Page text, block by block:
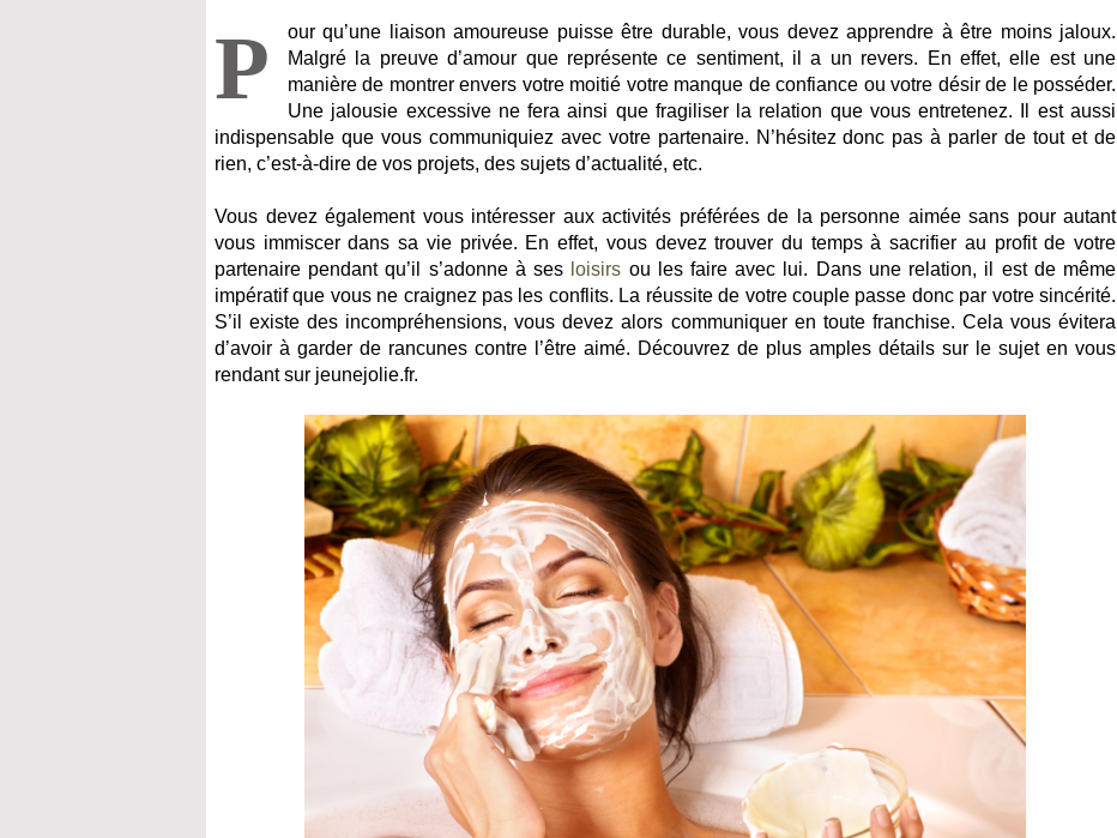
P
our qu’une liaison amoureuse puisse être durable, vous devez apprendre à être moins jaloux.
Malgré la preuve d’amour que représente ce sentiment, il a un revers. En effet, elle est une
manière de montrer envers votre moitié votre manque de confiance ou votre désir de le posséder.
Une jalousie excessive ne fera ainsi que fragiliser la relation que vous entretenez. Il est aussi
indispensable que vous communiquiez avec votre partenaire. N’hésitez donc pas à parler de tout et de
rien, c’est-à-dire de vos projets, des sujets d’actualité, etc.
Vous devez également vous intéresser aux activités préférées de la personne aimée sans pour autant
vous immiscer dans sa vie privée. En effet, vous devez trouver du temps à sacrifier au profit de votre
partenaire pendant qu’il s’adonne à ses loisirs ou les faire avec lui. Dans une relation, il est de même
impératif que vous ne craignez pas les conflits. La réussite de votre couple passe donc par votre sincérité.
S’il existe des incompréhensions, vous devez alors communiquer en toute franchise. Cela vous évitera
d’avoir à garder de rancunes contre l’être aimé. Découvrez de plus amples détails sur le sujet en vous
rendant sur jeunejolie.fr.